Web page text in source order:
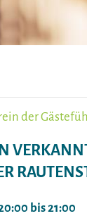
der
bis 21:00